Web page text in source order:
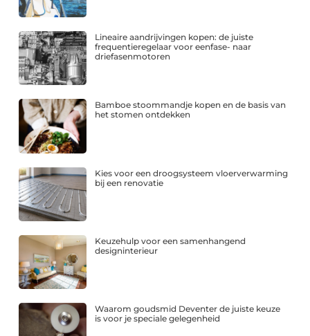
Lineaire aandrijvingen kopen: de juiste
frequentieregelaar voor eenfase- naar
driefasenmotoren
Bamboe stoommandje kopen en de basis van
het stomen ontdekken
Kies voor een droogsysteem vloerverwarming
bij een renovatie
Keuzehulp voor een samenhangend
designinterieur
Waarom goudsmid Deventer de juiste keuze
is voor je speciale gelegenheid